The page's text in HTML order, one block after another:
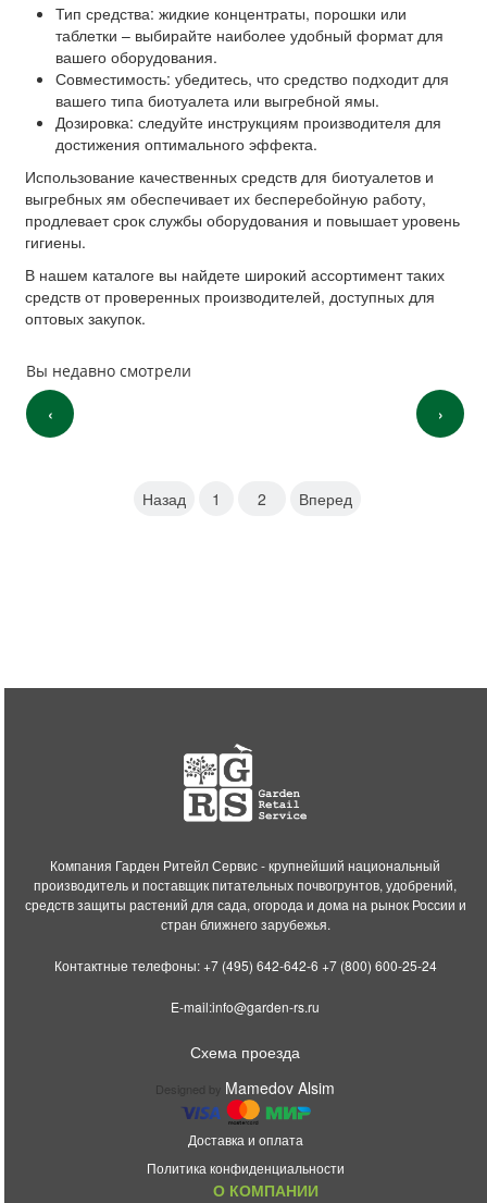
Тип средства: жидкие концентраты, порошки или
таблетки – выбирайте наиболее удобный формат для
вашего оборудования.
Совместимость: убедитесь, что средство подходит для
вашего типа биотуалета или выгребной ямы.
Дозировка: следуйте инструкциям производителя для
достижения оптимального эффекта.
Использование качественных средств для биотуалетов и
выгребных ям обеспечивает их бесперебойную работу,
продлевает срок службы оборудования и повышает уровень
гигиены.
В нашем каталоге вы найдете широкий ассортимент таких
средств от проверенных производителей, доступных для
оптовых закупок.
Вы недавно смотрели
‹ ›
Назад 1 2 Вперед
Компания Гарден Ритейл Сервис - крупнейший национальный
производитель и поставщик питательных почвогрунтов, удобрений,
средств защиты растений для сада, огорода и дома на рынок России и
стран ближнего зарубежья.
Контактные телефоны:+7 (495) 642-642-6 +7 (800) 600-25-24
E-mail:info@garden-rs.ru
Схема проезда
Designed by Mamedov Alsim
Доставка и оплата
Политика конфиденциальности
О КОМПАНИИ